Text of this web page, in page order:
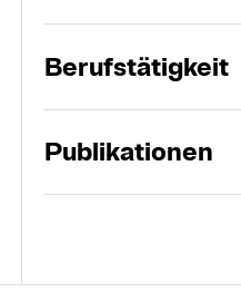
Berufstätigkeit
Publikationen